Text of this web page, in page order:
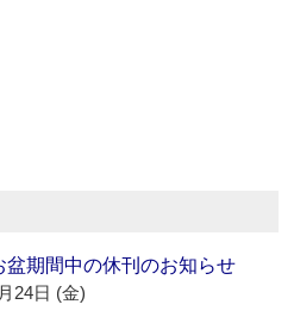
盆期間中の休刊のお知らせ
24日 (金)